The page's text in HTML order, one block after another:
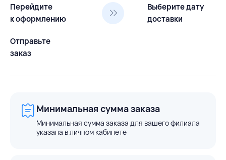
Перейдите
к оформлению
Выберите дату
доставки
Отправьте
заказ
Минимальная сумма заказа
Минимальная сумма заказа для вашего филиала
указана в личном кабинете